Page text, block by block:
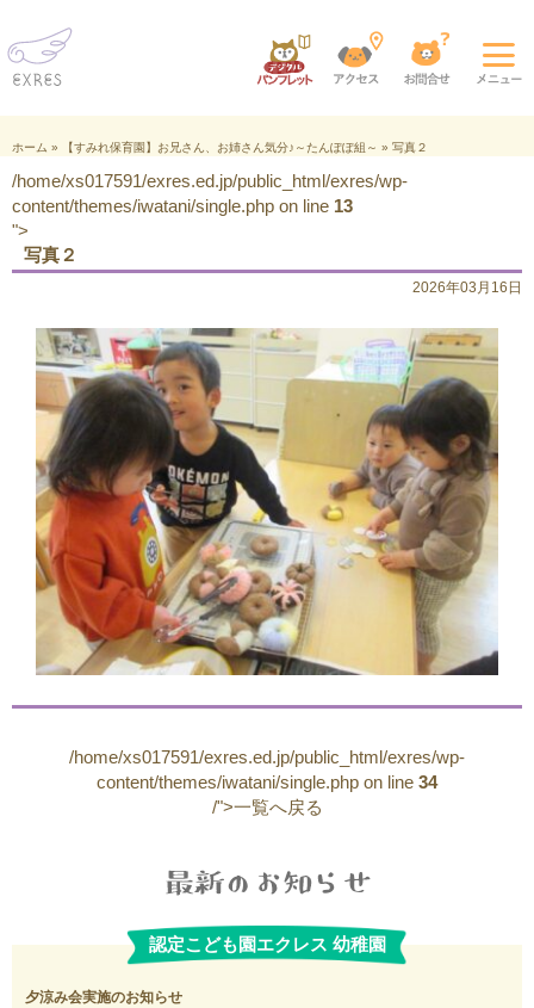
ホーム » 【すみれ保育園】お兄さん、お姉さん気分♪～たんぽぽ組～ » 写真２
/home/xs017591/exres.ed.jp/public_html/exres/wp-
content/themes/iwatani/single.php on line 13
">
写真２
2026年03月16日
/home/xs017591/exres.ed.jp/public_html/exres/wp-
content/themes/iwatani/single.php on line 34
/">一覧へ戻る
認定こども園エクレス 幼稚園
夕涼み会実施のお知らせ